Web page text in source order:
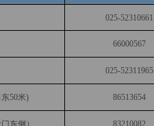
025-52310661
66000567
025-52311965
50米) 86513654
东侧） 83210082